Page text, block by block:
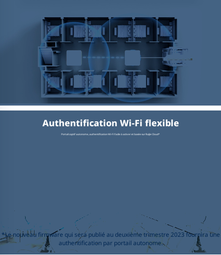
Authentification Wi-Fi flexible
Portail captif autonome, authentification Wi-Fi facile à activer et basée sur Ruijie Cloud*
*Le nouveau firmware qui sera publié au deuxième trimestre 2023 fournira une
authentification par portail autonome.